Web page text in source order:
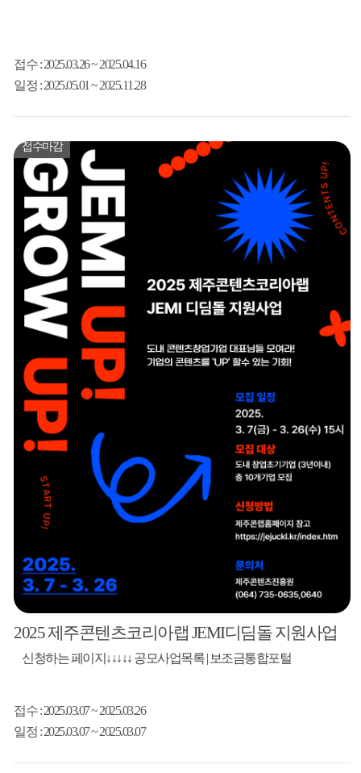
접수: 2025.03.26 ~ 2025.04.16
일정 : 2025.05.01 ~ 2025.11.28
접수마감
2025 제주콘텐츠코리아랩 JEMI디딤돌 지원사업
신청하는 페이지↓↓↓↓↓ 공모사업목록 | 보조금통합포털
접수: 2025.03.07 ~ 2025.03.26
일정 : 2025.03.07 ~ 2025.03.07